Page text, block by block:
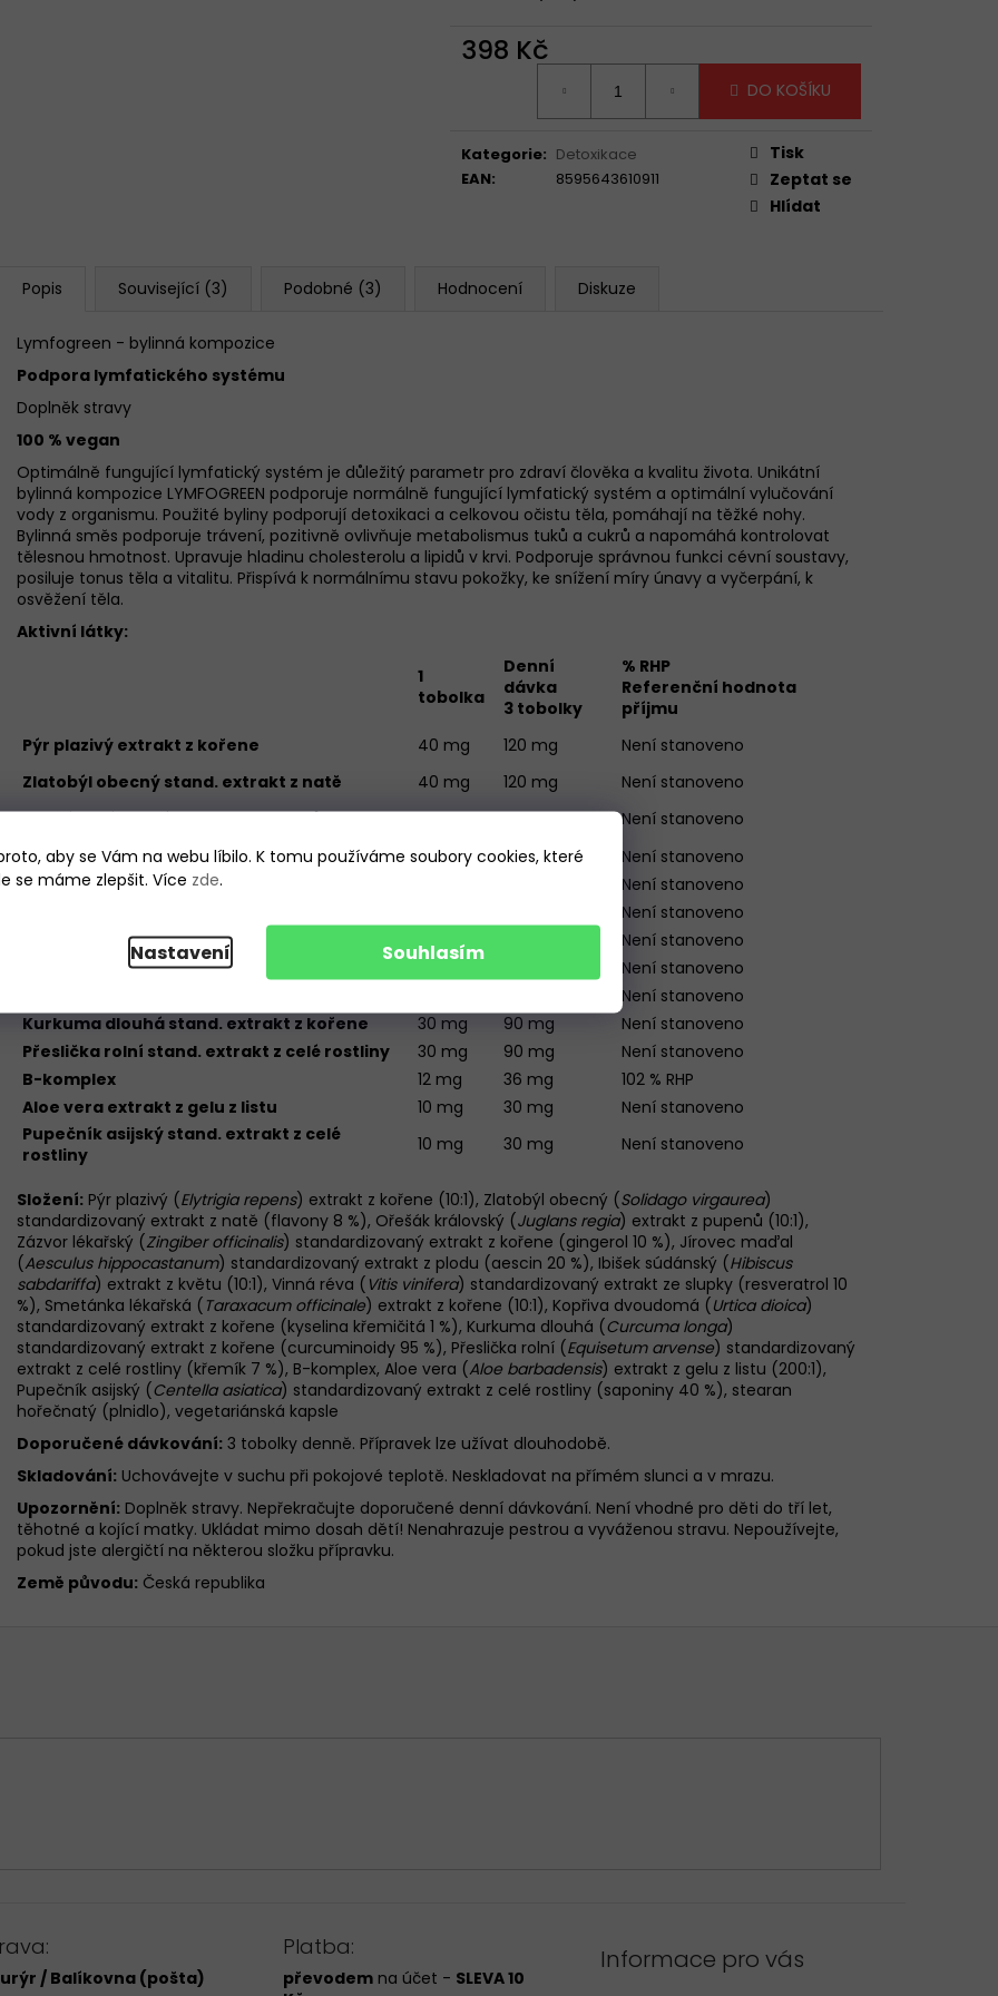
aby se Vám na webu líbilo. K tomu používáme soubory cookies, které
se máme zlepšit. Více zde.
Nastavení Souhlasím
398 Kč
DO KOŠÍKU
Kategorie: Detoxikace
EAN: 8595643610911
Tisk
Zeptat se
Hlídat
Popis Související (3) Podobné (3) Hodnocení Diskuze
Lymfogreen - bylinná kompozice
Podpora lymfatického systému
Doplněk stravy
100 % vegan
Optimálně fungující lymfatický systém je důležitý parametr pro zdraví člověka a kvalitu života. Unikátní
bylinná kompozice LYMFOGREEN podporuje normálně fungující lymfatický systém a optimální vylučování
vody z organismu. Použité byliny podporují detoxikaci a celkovou očistu těla, pomáhají na těžké nohy.
Bylinná směs podporuje trávení, pozitivně ovlivňuje metabolismus tuků a cukrů a napomáhá kontrolovat
tělesnou hmotnost. Upravuje hladinu cholesterolu a lipidů v krvi. Podporuje správnou funkci cévní soustavy,
posiluje tonus těla a vitalitu. Přispívá k normálnímu stavu pokožky, ke snížení míry únavy a vyčerpání, k
osvěžení těla.
Aktivní látky:
1
tobolka
Denní
dávka
3 tobolky
% RHP
Referenční hodnota
příjmu
Pýr plazivý extrakt z kořene
40 mg 120 mg
Není stanoveno
Zlatobýl obecný stand. extrakt z natě
40 mg 120 mg
Není stanoveno
Ořešák královský extrakt z pupenů
Není stanoveno
Zázvor lékařský stand. extrakt z kořene
40 mg 120mg
Není stanoveno
Jírovec maďal stand. extrakt z plodu
Není stanoveno
Není stanoveno
Vinná réva stand. extrakt ze slupky
mg
Není stanoveno
Smetánka lékařská extrakt z kořene
Není stanoveno
Není stanoveno
Kurkuma dlouhá stand. extrakt z kořene
30 mg 90 mg
Není stanoveno
Přeslička rolní stand. extrakt z celé rostliny
30 mg 90 mg
Není stanoveno
B-komplex
12 mg 36 mg
102 % RHP
Aloe vera extrakt z gelu z listu
10 mg 30 mg
Není stanoveno
Pupečník asijský stand. extrakt z celé
rostliny
10 mg 30 mg Není stanoveno
Složení: Pýr plazivý (Elytrigia repens) extrakt z kořene (10:1), Zlatobýl obecný (Solidago virgaurea)
standardizovaný extrakt z natě (flavony 8 %), Ořešák královský (Juglans regia) extrakt z pupenů (10:1),
Zázvor lékařský (Zingiber officinalis) standardizovaný extrakt z kořene (gingerol 10 %), Jírovec maďal
(Aesculus hippocastanum) standardizovaný extrakt z plodu (aescin 20 %), Ibišek súdánský (Hibiscus
sabdariffa) extrakt z květu (10:1), Vinná réva ( Vitis vinifera) standardizovaný extrakt ze slupky (resveratrol 10
%), Smetánka lékařská ( Taraxacum officinale) extrakt z kořene (10:1), Kopřiva dvoudomá (Urtica dioica)
standardizovaný extrakt z kořene (kyselina křemičitá 1 %), Kurkuma dlouhá (Curcuma longa)
standardizovaný extrakt z kořene (curcuminoidy 95 %), Přeslička rolní (Equisetum arvense) standardizovaný
extrakt z celé rostliny (křemík 7 %), B-komplex, Aloe vera (Aloe barbadensis) extrakt z gelu z listu (200:1),
Pupečník asijský (Centella asiatica) standardizovaný extrakt z celé rostliny (saponiny 40 %), stearan
hořečnatý (plnidlo), vegetariánská kapsle
Doporučené dávkování: 3 tobolky denně. Přípravek lze užívat dlouhodobě.
Skladování: Uchovávejte v suchu při pokojové teplotě. Neskladovat na přímém slunci a v mrazu.
Upozornění: Doplněk stravy. Nepřekračujte doporučené denní dávkování. Není vhodné pro děti do tří let,
těhotné a kojící matky. Ukládat mimo dosah dětí! Nenahrazuje pestrou a vyváženou stravu. Nepoužívejte,
pokud jste alergičtí na některou složku přípravku.
Země původu: Česká republika
GELOREN ACTIVE MANGO & POMERANČ
/ Balíkovna (pošta)
Platba:
převodem na účet - SLEVA 10
Informace pro vás